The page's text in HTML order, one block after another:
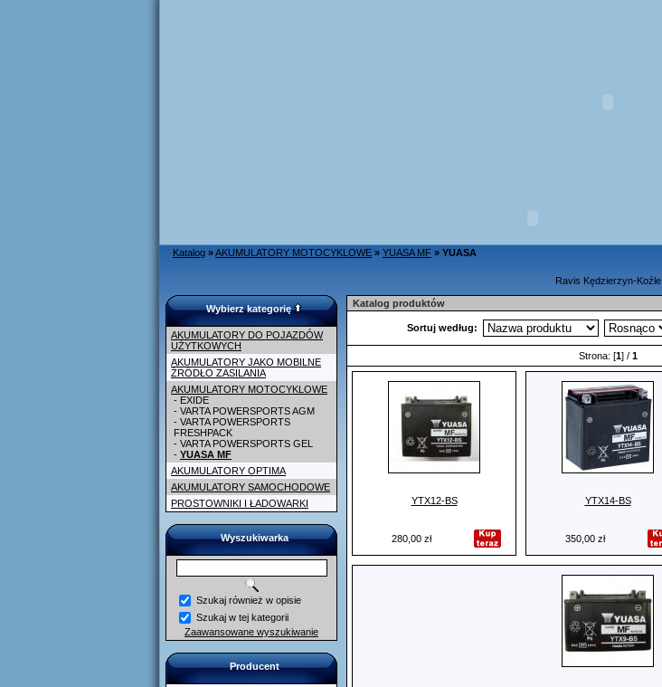
Katalog »AKUMULATORY MOTOCYKLOWE » YUASA MF » YUASA
Ravis Kędzierzyn-Koźle
Wybierz kategorię
AKUMULATORY DO POJAZDÓW
UŻYTKOWYCH
AKUMULATORY JAKO MOBILNE
ŹRÓDŁO ZASILANIA
AKUMULATORY MOTOCYKLOWE
- EXIDE
- VARTA POWERSPORTS AGM
- VARTA POWERSPORTS
FRESHPACK
- VARTA POWERSPORTS GEL
- YUASA MF
AKUMULATORY OPTIMA
AKUMULATORY SAMOCHODOWE
PROSTOWNIKI I ŁADOWARKI
Wyszukiwarka
Szukaj również w opisie
Szukaj w tej kategorii
Zaawansowane wyszukiwanie
Producent
Katalog produktów
Sortuj według:
Strona: [1] / 1
YTX12-BS
280,00 zł
YTX14-BS
350,00 zł